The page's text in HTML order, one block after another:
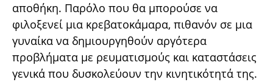
αποθήκη. Παρόλο που θα μπορούσε να
φιλοξενεί μια κρεβατοκάμαρα, πιθανόν σε μια
γυναίκα να δημιουργηθούν αργότερα
προβλήματα με ρευματισμούς και καταστάσεις
γενικά που δυσκολεύουν την κινητικότητά της.